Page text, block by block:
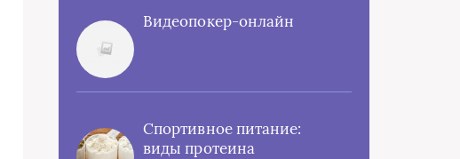
Видеопокер-онлайн
Спортивное питание:
виды протеина